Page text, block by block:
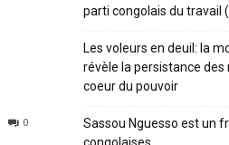
0
parti congolais du travail
Les voleurs en deuil: la
révèle la persistance
coeur du pouvoir
Sassou Nguesso est un